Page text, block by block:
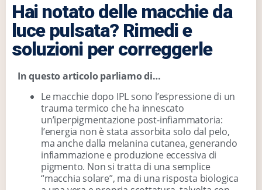
Hai notato delle macchie da
luce pulsata? Rimedi e
soluzioni per correggerle
In questo articolo parliamo di…
Le macchie dopo IPL sono l’espressione di un
trauma termico che ha innescato
un’iperpigmentazione post-infiammatoria:
l’energia non è stata assorbita solo dal pelo,
ma anche dalla melanina cutanea, generando
infiammazione e produzione eccessiva di
pigmento. Non si tratta di una semplice
“macchia solare”, ma di una risposta biologica